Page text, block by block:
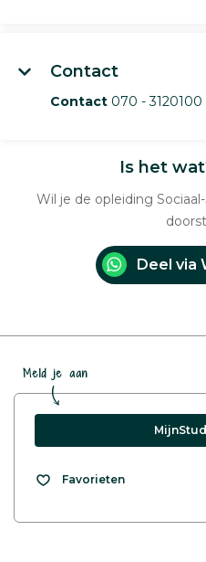
Contact
Contact 070 - 3120100
Is het
Wil je de opleiding
Deel via
Meld je aan
Favorieten